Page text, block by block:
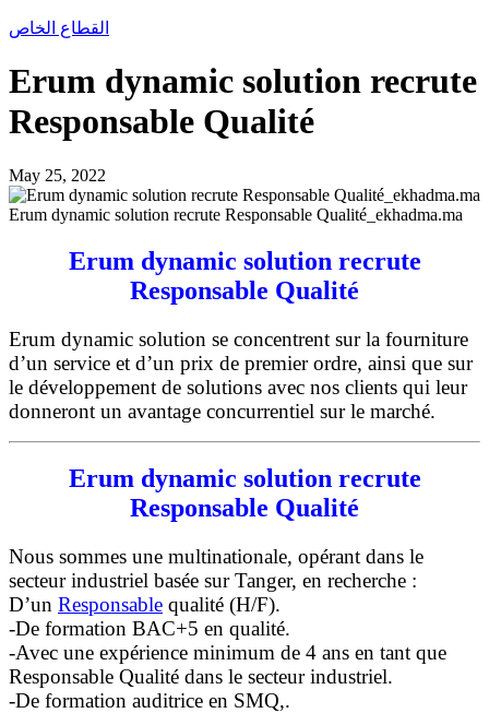
القطاع الخاص
Erum dynamic solution recrute
Responsable Qualité
May 25, 2022
Erum dynamic solution recrute Responsable Qualité_ekhadma.ma
Erum dynamic solution recrute
Responsable Qualité
Erum dynamic solution se concentrent sur la fourniture
d’un service et d’un prix de premier ordre, ainsi que sur
le développement de solutions avec nos clients qui leur
donneront un avantage concurrentiel sur le marché.
Erum dynamic solution recrute
Responsable Qualité
Nous sommes une multinationale, opérant dans le
secteur industriel basée sur Tanger, en recherche :
D’un Responsable qualité (H/F).
-De formation BAC+5 en qualité.
-Avec une expérience minimum de 4 ans en tant que
Responsable Qualité dans le secteur industriel.
-De formation auditrice en SMQ,.